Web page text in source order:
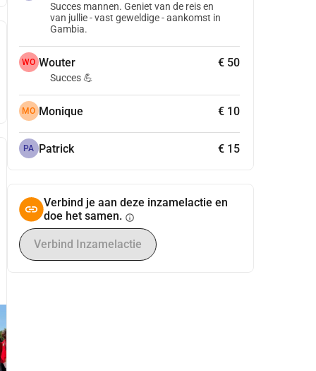
Succes mannen. Geniet van de reis en
van jullie - vast geweldige - aankomst in
Gambia.
WO Wouter € 50
Succes 💪
MO Monique € 10
PA Patrick € 15
Verbind je aan deze inzamelactie en
doe het samen. info
Verbind Inzamelactie